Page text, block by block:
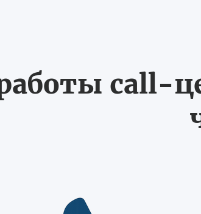
call-